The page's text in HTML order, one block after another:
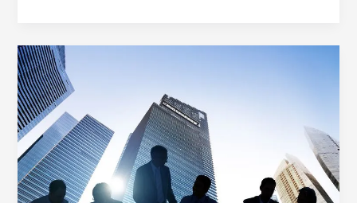
للدين
عبر
التفاوض
الاستراتيجي